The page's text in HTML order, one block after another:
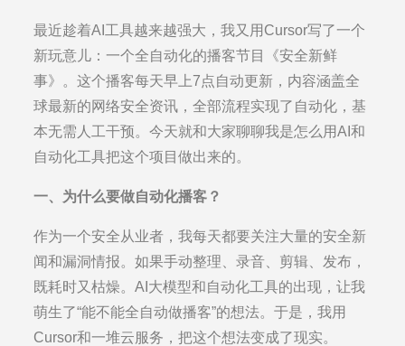
最近趁着AI工具越来越强大，我又用Cursor写了一个
新玩意儿：一个全自动化的播客节目《安全新鲜
事》。这个播客每天早上7点自动更新，内容涵盖全
球最新的网络安全资讯，全部流程实现了自动化，基
本无需人工干预。今天就和大家聊聊我是怎么用AI和
自动化工具把这个项目做出来的。
一、为什么要做自动化播客？
作为一个安全从业者，我每天都要关注大量的安全新
闻和漏洞情报。如果手动整理、录音、剪辑、发布，
既耗时又枯燥。AI大模型和自动化工具的出现，让我
萌生了“能不能全自动做播客”的想法。于是，我用
Cursor和一堆云服务，把这个想法变成了现实。